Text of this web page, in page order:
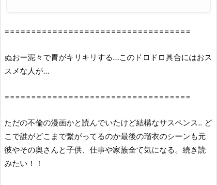
紹
2.
鳴
か
ぬ
蛍
===================================
ぬおー泥々で胃がキリキリする…このドロドロ具合にはおス
スメな人が…
===================================
ただの不倫の漫画かと読んでいたけど結構なサスペンス.. ど
こで誰がどこまで繋がってるのか最後の瑠衣のシーンも元
彼やその奥さんと子供、仕事や家族全て気になる。続き読
みたい！！